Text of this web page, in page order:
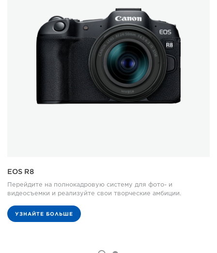
EOS R8
Перейдите на полнокадровую систему для фото- и
видеосъемки и реализуйте свои творческие амбиции.
УЗНАЙТЕ БОЛЬШЕ